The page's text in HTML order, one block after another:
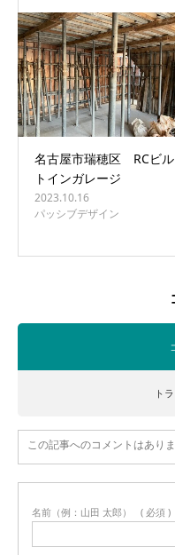
名古屋市瑞穂区 RCビル
トインガレージ
2023.10.16
パッシブデザイン
ト
この記事へのコメントはありま
名前（例：山田 太郎） ( 必須 )